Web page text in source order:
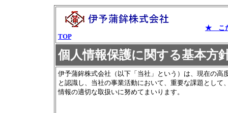
★ こ
TOP
個人情報保護に関する基本方
伊予蒲鉾株式会社（以下「当社」という）は、現在の
と認識し、当社の事業活動において、重要な課題とし
情報の適切な取扱いに努めてまいります。